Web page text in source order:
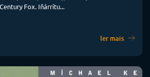
Fox. Iñárritu...
ler mais